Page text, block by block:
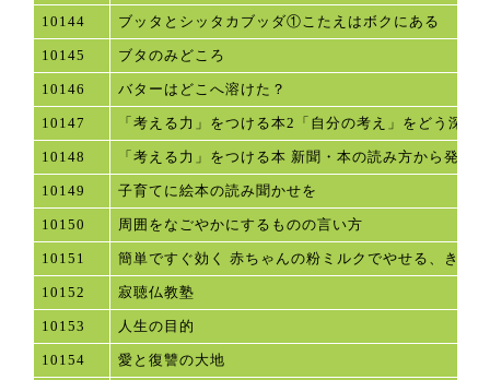
10144 ブッタとシッタカブッダ①こたえはボクにある
10145 ブタのみどころ
10146 バターはどこへ溶けた？
10147 「考える力」をつける本2「自分の考え」をどう深め
10148 「考える力」をつける本 新聞・本の読み方から発想
10149 子育てに絵本の読み聞かせを
10150 周囲をなごやかにするものの言い方
10151 簡単ですぐ効く 赤ちゃんの粉ミルクでやせる、きれ
10152 寂聴仏教塾
10153 人生の目的
10154 愛と復讐の大地